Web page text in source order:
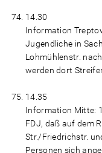
14.30
Information
Jugendliche in
Lohmühlenstr.
werden dort
14.35
Information Mitte:
FDJ, daß auf dem
Str./Friedrichstr.
Personen sich